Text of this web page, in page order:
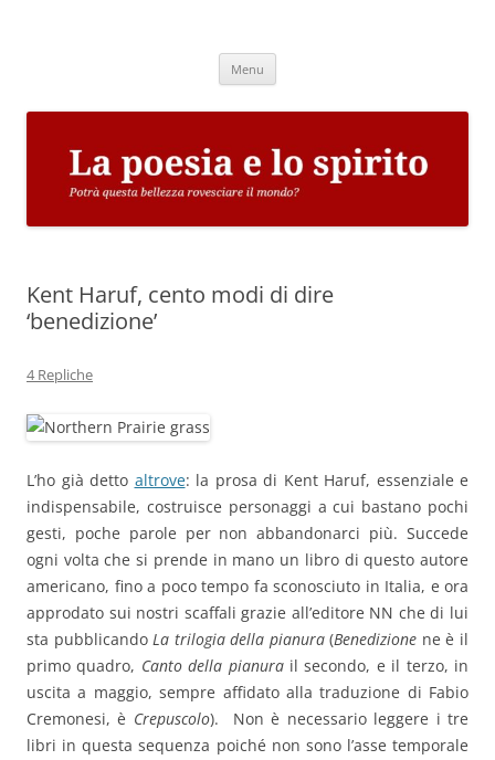
Menu
Kent Haruf, cento modi di dire
‘benedizione’
4 Repliche
L’ho già detto altrove: la prosa di Kent Haruf, essenziale e
indispensabile, costruisce personaggi a cui bastano pochi
gesti, poche parole per non abbandonarci più. Succede
ogni volta che si prende in mano un libro di questo autore
americano, fino a poco tempo fa sconosciuto in Italia, e ora
approdato sui nostri scaffali grazie all’editore NN che di lui
sta pubblicandoLa trilogia della pianura(Benedizione ne è il
primo quadro, Canto della pianurail secondo, e il terzo, in
uscita a maggio, sempre affidato alla traduzione di Fabio
Cremonesi, è Crepuscolo). Non è necessario leggere i tre
libri in questa sequenza poiché non sono l’asse temporale